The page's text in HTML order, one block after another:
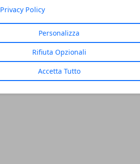
Privacy Policy
Personalizza
Rifiuta Opzionali
Accetta Tutto